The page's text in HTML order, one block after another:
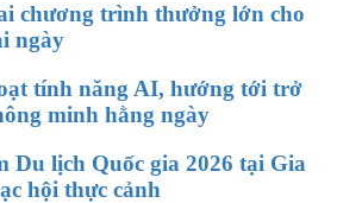
chương trình thưởng lớn cho
ngày
tính năng AI, hướng tới trở
minh hằng ngày
Du lịch Quốc gia 2026 tại Gia
hội thực cảnh